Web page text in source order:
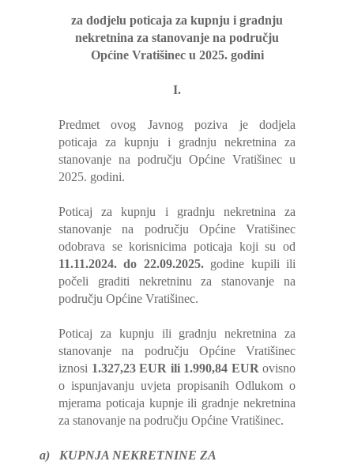
za dodjelu poticaja za kupnju i gradnju
nekretnina za stanovanje na području
Općine Vratišinec u 2025. godini
I.
Predmet ovog Javnog poziva je dodjela
poticaja za kupnju i gradnju nekretnina za
stanovanje na području Općine Vratišinec u
2025. godini.
Poticaj za kupnju i gradnju nekretnina za
stanovanje na području Općine Vratišinec
odobrava se korisnicima poticaja koji su od
11.11.2024. do 22.09.2025.godine kupili ili
počeli graditi nekretninu za stanovanje na
području Općine Vratišinec.
Poticaj za kupnju ili gradnju nekretnina za
stanovanje na području Općine Vratišinec
iznosi 1.327,23 EUR ili 1.990,84 EUR ovisno
o ispunjavanju uvjeta propisanih Odlukom o
mjerama poticaja kupnje ili gradnje nekretnina
za stanovanje na području Općine Vratišinec.
a)
KUPNJA NEKRETNINE ZA